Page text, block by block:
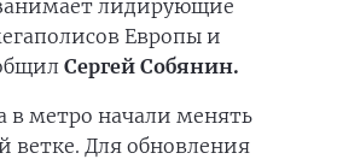
лидирующие
Европы и
Сергей Собянин.
в метро начали менять
ветке. Для обновления